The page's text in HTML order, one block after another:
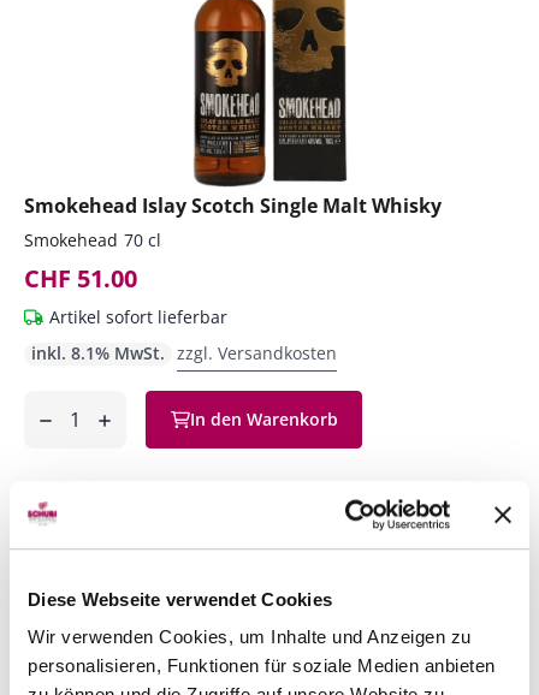
Diese Webseite verwendet Cookies
Wir verwenden Cookies, um Inhalte und Anzeigen zu
personalisieren, Funktionen für soziale Medien anbieten
Smokehead Islay Scotch Single Malt Whisky
Smokehead 70 cl
CHF 51.00
Artikel sofort lieferbar
inkl. 8.1% MwSt. zzgl. Versandkosten
In den Warenkorb